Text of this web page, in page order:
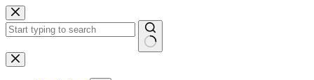
Zum
Inhalt
springen
Keine
Ergebnisse